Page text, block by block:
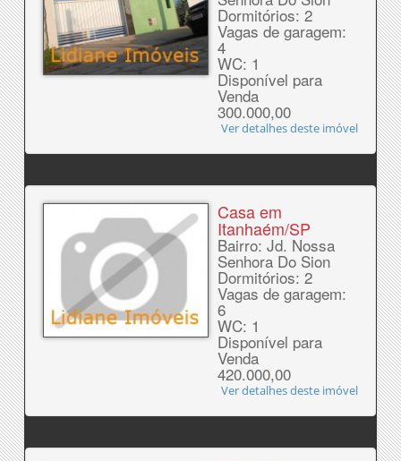
Dormitórios: 2
Vagas de garagem:
4
WC: 1
Disponível para
Venda
300.000,00
Ver detalhes deste imóvel
Casa em
Itanhaém/SP
Bairro: Jd. Nossa
Senhora Do Sion
Dormitórios: 2
Vagas de garagem:
6
WC: 1
Disponível para
Venda
420.000,00
Ver detalhes deste imóvel